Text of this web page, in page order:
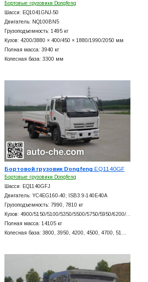
Бортовые грузовики Dongfeng
Шасси: EQ1041GNJ-50
Двигатель: NQ100BN5
Грузоподъемность: 1495 кг
Кузов: 4200/3880 × 400/450 × 1880/1990/2050 мм
Полная масса: 3940 кг
Колесная база: 3300 мм
Бортовой грузовик Dongfeng EQ1140GF
Бортовые грузовики Dongfeng
Шасси: EQ1140GFJ
Двигатель: YC4EG160-40; ISB3.9-140E40A
Грузоподъемность: 7990, 7810 кг
Кузов: 4900/5150/5100/5350/5500/5750/5950/6200/…
Полная масса: 14105 кг
Колесная база: 3800, 3950, 4200, 4500, 4700, 51…